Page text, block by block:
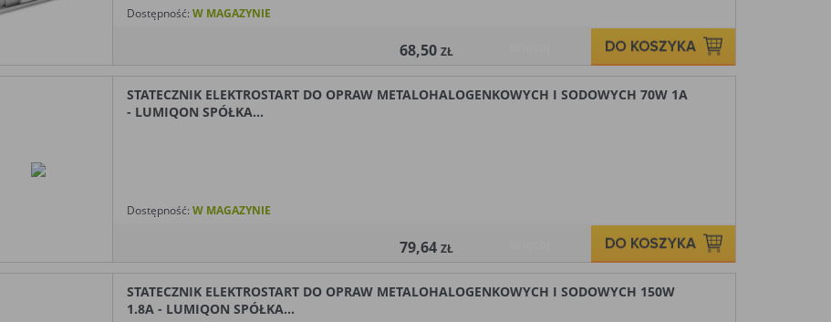
Dostępność:W MAGAZYNIE
68,50ZŁ
STATECZNIK ELEKTROSTART DO OPRAW METALOHALOGENKOWYCH I SODOWYCH 70W 1A
- LUMIQON SPÓŁKA...
Dostępność:W MAGAZYNIE
79,64ZŁ
STATECZNIK ELEKTROSTART DO OPRAW METALOHALOGENKOWYCH I SODOWYCH 150W
1.8A - LUMIQON SPÓŁKA...